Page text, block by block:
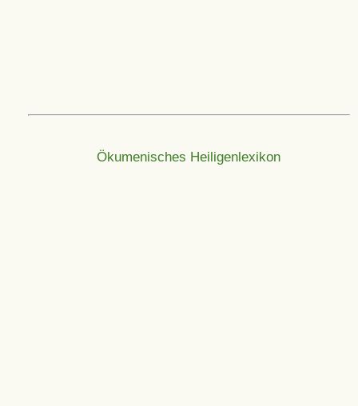
Ökumenisches Heiligenlexikon